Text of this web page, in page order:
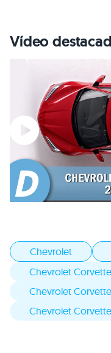
Vídeo
Chevrolet
Chevrolet Corvette
Chevrolet
Chevrolet Corvette